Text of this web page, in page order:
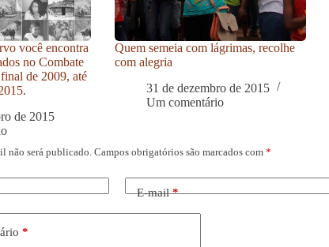
você encontra
no Combate
de 2009, até
de 2015
Quem semeia com lágrimas, recolhe
com alegria
31 de dezembro de 2015
Um comentário
não será publicado. Campos obrigatórios são marcados com *
E-mail*
*